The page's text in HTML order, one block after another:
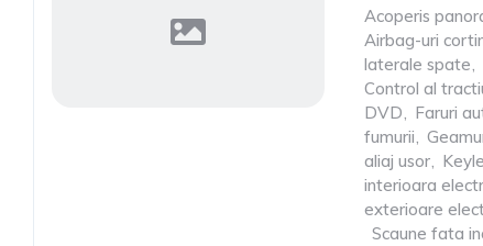
Acoperis
Airbag-uri
laterale spate,
Control al
DVD, Faruri
fumurii,
aliaj usor,
interioara
exterioare
Scaune fata